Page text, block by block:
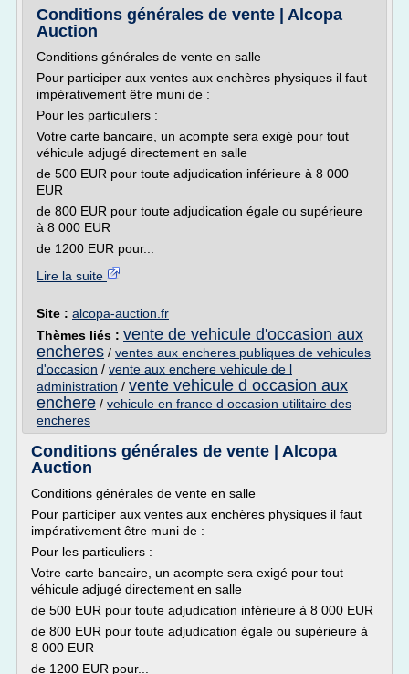
Conditions générales de vente | Alcopa
Auction
Conditions générales de vente en salle
Pour participer aux ventes aux enchères physiques il faut
impérativement être muni de :
Pour les particuliers :
Votre carte bancaire, un acompte sera exigé pour tout
véhicule adjugé directement en salle
de 500 EUR pour toute adjudication inférieure à 8 000
EUR
de 800 EUR pour toute adjudication égale ou supérieure
à 8 000 EUR
de 1200 EUR pour...
Lire la suite
Site : alcopa-auction.fr
Thèmes liés : vente de vehicule d'occasion aux
encheres / ventes aux encheres publiques de vehicules
d'occasion / vente aux enchere vehicule de l
administration / vente vehicule d occasion aux
enchere / vehicule en france d occasion utilitaire des
encheres
Conditions générales de vente | Alcopa
Auction
Conditions générales de vente en salle
Pour participer aux ventes aux enchères physiques il faut
impérativement être muni de :
Pour les particuliers :
Votre carte bancaire, un acompte sera exigé pour tout
véhicule adjugé directement en salle
de 500 EUR pour toute adjudication inférieure à 8 000 EUR
de 800 EUR pour toute adjudication égale ou supérieure à
8 000 EUR
de 1200 EUR pour...